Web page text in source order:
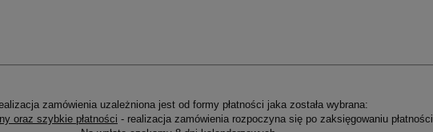
zamówienia uzależniona jest od formy płatności jaka została wybrana:
oraz szybkie płatności - realizacja zamówienia rozpoczyna się po zaksięgowaniu płatności.